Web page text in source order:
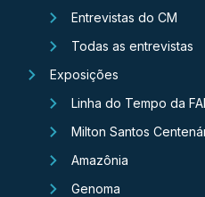
Entrevistas do CM
Todas as entrevistas
Exposições
Linha do Tempo da
Milton Santos
Amazônia
Genoma